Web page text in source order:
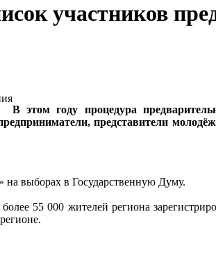
участников
В этом году процедура
представители
на выборах в Государственную Думу.
55 000 жителей региона